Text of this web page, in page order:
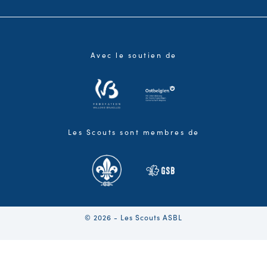
Avec le soutien de
Les Scouts sont membres de
© 2026 - Les Scouts ASBL